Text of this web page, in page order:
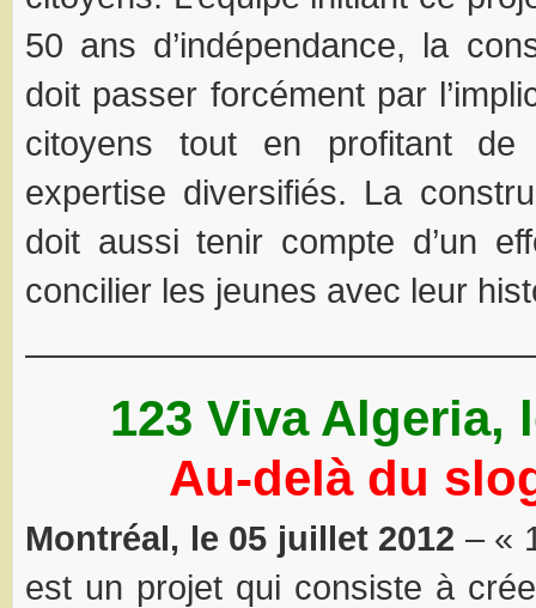
50 ans d’indépendance, la
doit passer forcément par
citoyens tout en profitant
expertise diversifiés. La
doit aussi tenir compte d’un
concilier les jeunes avec leur
123 Viva Algeria,
Au-delà du
Montréal, le 05 juillet 2012 – «
est un projet qui consiste à